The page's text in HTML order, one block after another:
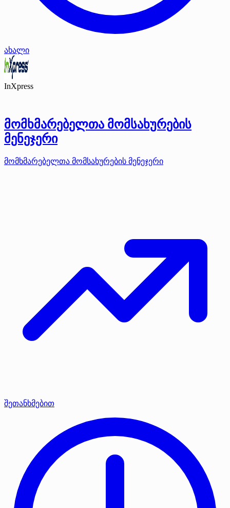
ახალი
InXpress
მომხმარებელთა მომსახურების
მენეჯერი
მომხმარებელთა მომსახურების მენეჯერი
შეთანხმებით